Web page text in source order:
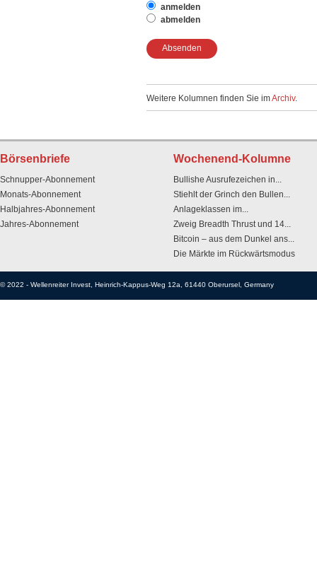
anmelden
abmelden
Absenden
Weitere Kolumnen finden Sie imArchiv.
Börsenbriefe
Schnupper-Abonnement
Monats-Abonnement
Halbjahres-Abonnement
Jahres-Abonnement
Wochenend-Kolumne
Bullishe Ausrufezeichen in...
Stiehlt der Grinch den Bullen...
Anlageklassen im...
Zweig Breadth Thrust und 14...
Bitcoin – aus dem Dunkel ans...
Die Märkte im Rückwärtsmodus
© 2022 - Wellenreiter Invest Heinrich-Kappus-Weg 12a , 61440 Oberursel, Germany